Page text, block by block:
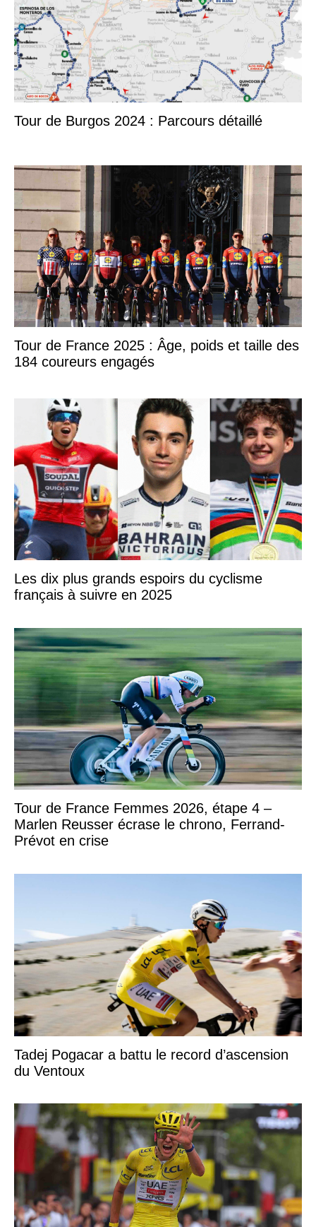
Tour de Burgos 2024 : Parcours détaillé
Tour de France 2025 : Âge, poids et taille des
184 coureurs engagés
Les dix plus grands espoirs du cyclisme
français à suivre en 2025
Tour de France Femmes 2026, étape 4 –
Marlen Reusser écrase le chrono, Ferrand-
Prévot en crise
Tadej Pogacar a battu le record d’ascension
du Ventoux